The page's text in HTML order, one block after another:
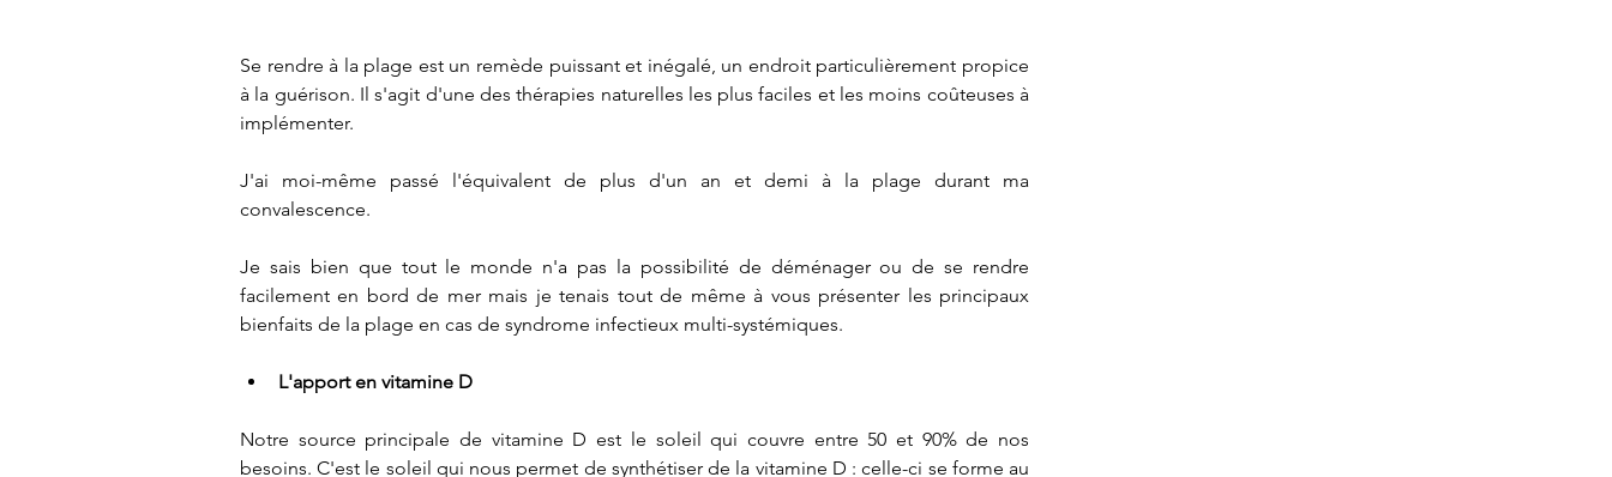
Se rendre à la plage est un remède puissant et inégalé, un endroit particulièrement propice
à la guérison. Il s'agit d'une des thérapies naturelles les plus faciles et les moins coûteuses à
implémenter.
J'ai moi-même passé l'équivalent de plus d'un an et demi à la plage durant ma
convalescence.
Je sais bien que tout le monde n'a pas la possibilité de déménager ou de se rendre
facilement en bord de mer mais je tenais tout de même à vous présenter les principaux
bienfaits de la plage en cas de syndrome infectieux multi-systémiques.
L'apport en vitamine D
Notre source principale de vitamine D est le soleil qui couvre entre 50 et 90% de nos
besoins. C'est le soleil qui nous permet de synthétiser de la vitamine D : celle-ci se forme au